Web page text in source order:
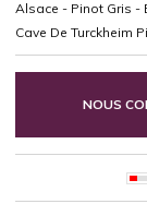
Alsace - Pinot Gris -
Cave De Turckheim
NOUS